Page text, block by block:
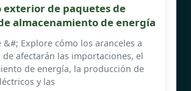
exterior de paquetes de
almacenamiento de energía
&#; Explore cómo los aranceles a
de afectarán las importaciones, el
de energía, la producción de
y las